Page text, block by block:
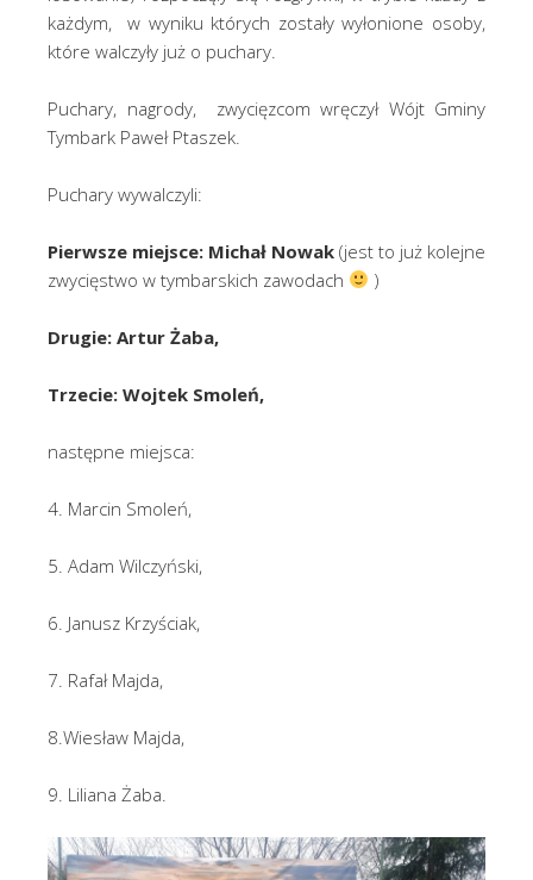
każdym, w wyniku których zostały wyłonione osoby,
które walczyły już o puchary.
Puchary, nagrody, zwycięzcom wręczył Wójt Gminy
Tymbark Paweł Ptaszek.
Puchary wywalczyli:
Pierwsze miejsce: Michał Nowak (jest to już kolejne
zwycięstwo w tymbarskich zawodach
)
Drugie: Artur Żaba,
Trzecie: Wojtek Smoleń,
następne miejsca:
4. Marcin Smoleń,
5. Adam Wilczyński,
6. Janusz Krzyściak,
7. Rafał Majda,
8.Wiesław Majda,
9. Liliana Żaba.